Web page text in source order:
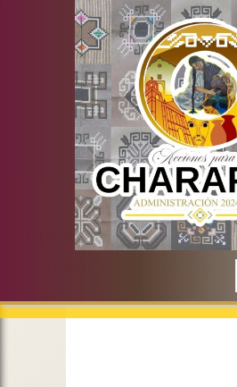
Prensa
Entérate de las
mantente
acontece en tu